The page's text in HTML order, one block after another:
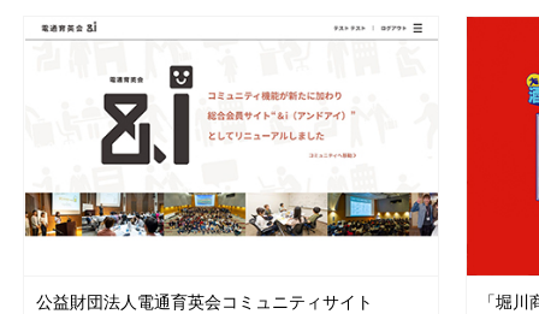
公益財団法人電通育英会コミュニティサイト 「堀